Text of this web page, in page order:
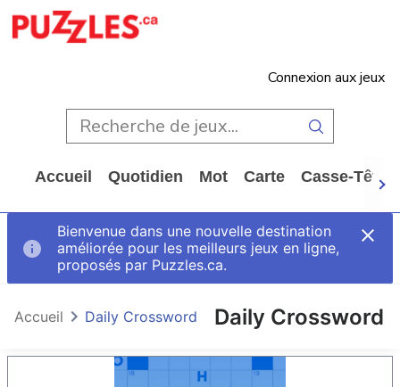
Connexion aux jeux
Accueil Quotidien Mot Carte Casse-Tête
Bienvenue dans une nouvelle destination
améliorée pour les meilleurs jeux en ligne,
proposés par Puzzles.ca.
Daily Crossword
Accueil Daily Crossword